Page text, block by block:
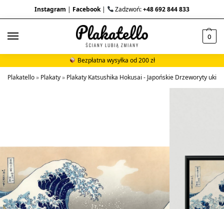
Instagram | Facebook| Zadzwoń:+48 692 844 833
0
Bezpłatna wysyłka od 200 zł
Plakatello» Plakaty» Plakaty Katsushika Hokusai - Japońskie Drzeworyty